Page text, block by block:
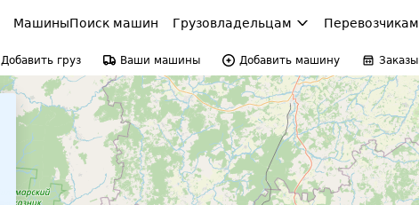
МашиныПоиск машин Грузовладельцам Перевозчикам
Добавить груз Ваши машины Добавить машину Заказы